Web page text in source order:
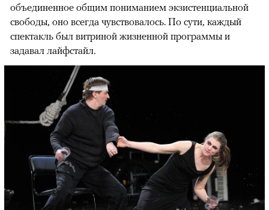
объединенное общим пониманием экзистенциальной
свободы, оно всегда чувствовалось. По сути, каждый
спектакль был витриной жизненной программы и
задавал лайфстайл.